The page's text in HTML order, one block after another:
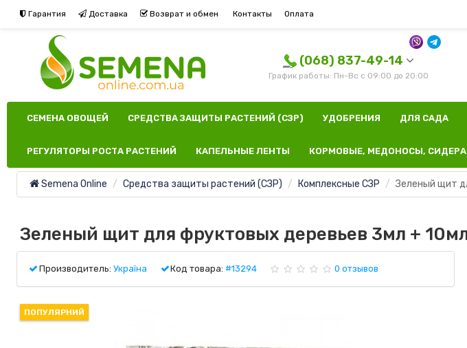
Гарантия Доставка Возврат и обмен Контакты Оплата
(068) 837-49-14
График работы: Пн-Вс с 09:00 до 20:00
СЕМЕНА ОВОЩЕЙ СРЕДСТВА ЗАЩИТЫ РАСТЕНИЙ (СЗР) УДОБРЕНИЯ ДЛЯ САДА
РЕГУЛЯТОРЫ РОСТА РАСТЕНИЙ КАПЕЛЬНЫЕ ЛЕНТЫ КОРМОВЫЕ, МЕДОНОСЫ,
Semena Online Средства защиты растений (СЗР) Комплексные СЗР Зеленый щит
Зеленый щит для фруктовых деревьев 3мл +
Производитель: Україна Код товара: #13294 0 отзывов
ПОПУЛЯРНИЙ